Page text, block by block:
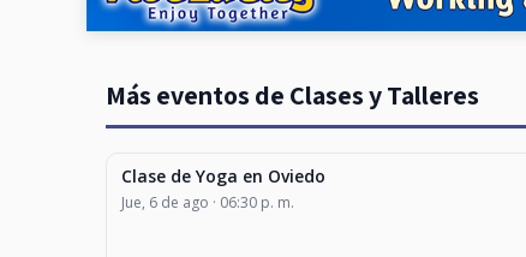
Más eventos de Clases y Talleres
CLASES Y TALLERES
Clase de Yoga en Oviedo
Jue, 6 de ago · 06:30 p. m.